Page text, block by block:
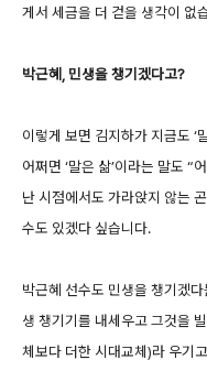
게서 세금을 더 걷을 생각이 없
박근혜, 민생을 챙기겠다고?
이렇게 보면 김지하가 지금도 ‘
어쩌면 ‘말은 삶’이라는 말도 “
난 시점에서도 가라앉지 않는
수도 있겠다 싶습니다.
박근혜 선수도 민생을 챙기겠
생 챙기기를 내세우고 그것을
체보다 더한 시대교체)라 우기